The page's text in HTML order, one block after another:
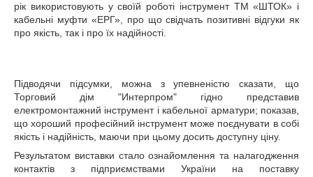
рік використовують у своїй роботі інструмент ТМ «ШТОК» і
кабельні муфти «ЕРГ», про що свідчать позитивні відгуки як
про якість, так і про їх надійності.
Підводячи підсумки, можна з упевненістю сказати, що
Торговий дім "Интерпром" гідно представив
електромонтажний інструмент і кабельної арматури; показав,
що хороший професійний інструмент може поєднувати в собі
якість і надійність, маючи при цьому досить доступну ціну.
Результатом виставки стало ознайомлення та налагодження
контактів з підприємствами України на поставку